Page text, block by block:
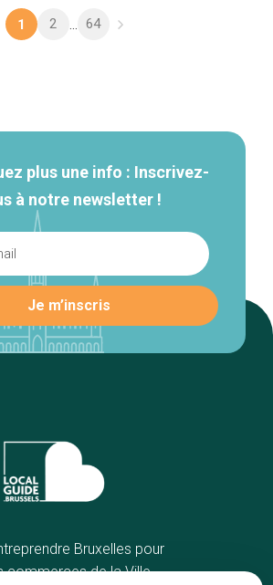
1 2 ... 64
plus une info : Inscrivez-
à notre newsletter !
Bruxelles pour
commerces de la Ville